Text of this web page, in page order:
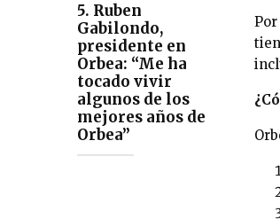
5. Ruben
Gabilondo,
presidente en
Orbea: “Me ha
tocado vivir
algunos de los
mejores años de
Orbea”